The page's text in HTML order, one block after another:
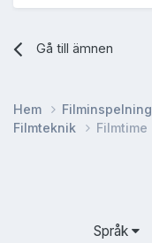
Gå till ämnen
Hem
Filminspelning
Filmteknik
Filmtime
Språk